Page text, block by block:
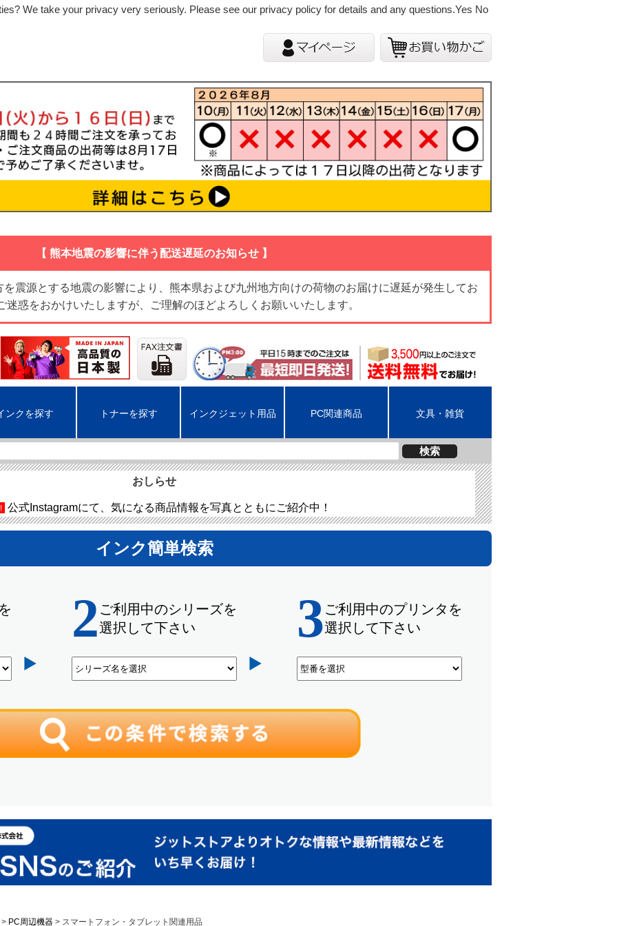
【 熊本地震の影響に伴う配送遅延のお知らせ 】
震源とする地震の影響により、熊本県および九州地方向けの荷物のお届けに遅延が発生してお
迷惑をおかけいたしますが、ご理解のほどよろしくお願いいたします。
ンクを探す トナーを探す インクジェット用品 PC関連商品 文具・雑貨
検索
おしらせ
公式Instagramにて、気になる商品情報を写真とともにご紹介中！
PC周辺機器 スマートフォン・タブレット関連用品
We take your privacy very seriously. Please see our privacy policy for details and any questions.Yes No